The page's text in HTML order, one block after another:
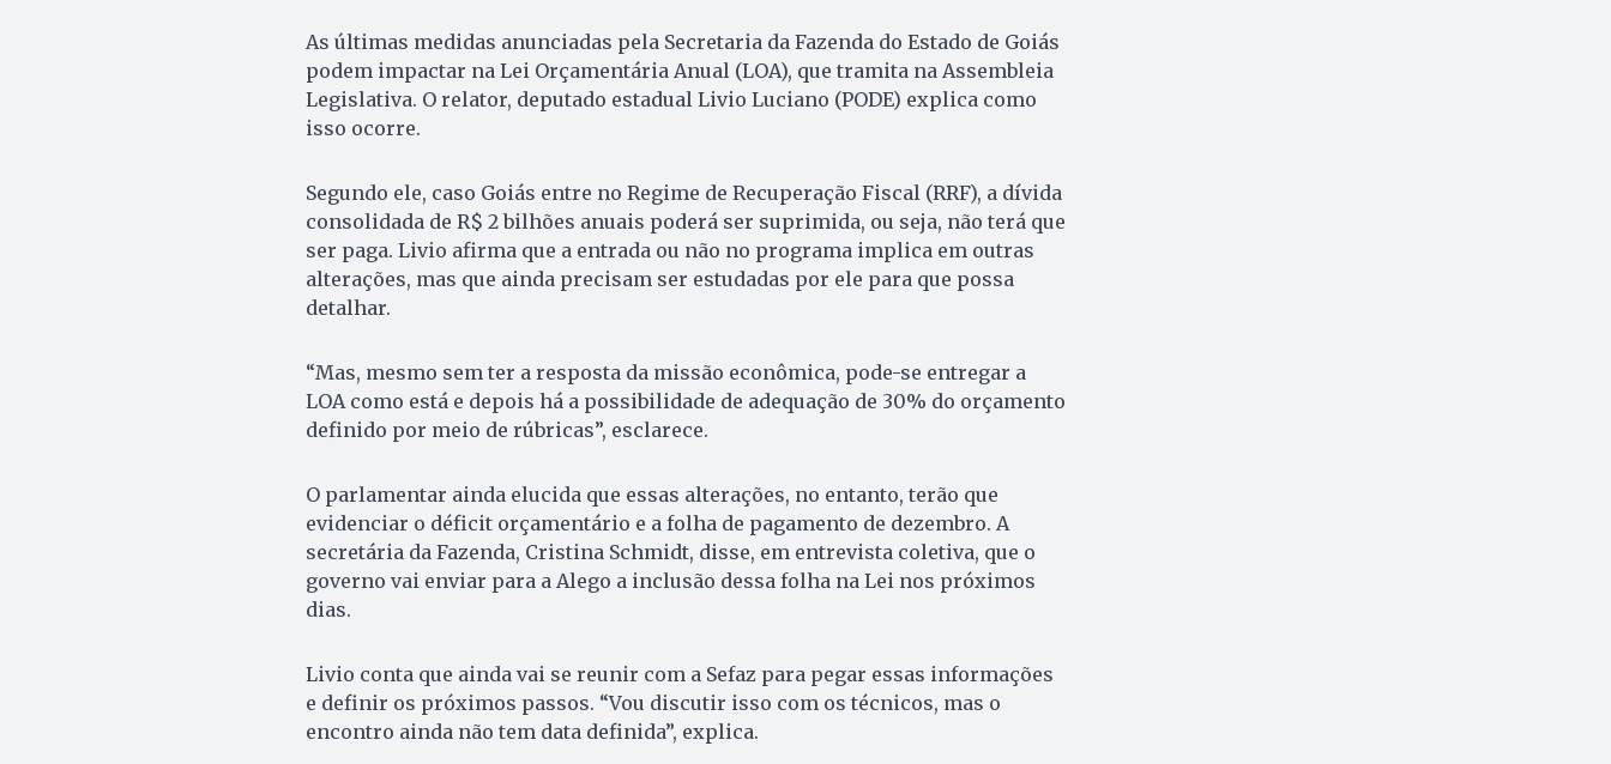
As últimas medidas anunciadas pela Secretaria da Fazenda do Estado de Goiás
podem impactar na Lei Orçamentária Anual (LOA), que tramita na Assembleia
Legislativa. O relator, deputado estadual Livio Luciano (PODE) explica como
isso ocorre.
Segundo ele, caso Goiás entre no Regime de Recuperação Fiscal (RRF), a dívida
consolidada de R$ 2 bilhões anuais poderá ser suprimida, ou seja, não terá que
ser paga. Livio afirma que a entrada ou não no programa implica em outras
alterações, mas que ainda precisam ser estudadas por ele para que possa
detalhar.
“Mas, mesmo sem ter a resposta da missão econômica, pode-se entregar a
LOA como está e depois há a possibilidade de adequação de 30% do orçamento
definido por meio de rúbricas”, esclarece.
O parlamentar ainda elucida que essas alterações, no entanto, terão que
evidenciar o déficit orçamentário e a folha de pagamento de dezembro. A
secretária da Fazenda, Cristina Schmidt, disse, em entrevista coletiva, que o
governo vai enviar para a Alego a inclusão dessa folha na Lei nos próximos
dias.
Livio conta que ainda vai se reunir com a Sefaz para pegar essas informações
e definir os próximos passos. “Vou discutir isso com os técnicos, mas o
encontro ainda não tem data definida”, explica.